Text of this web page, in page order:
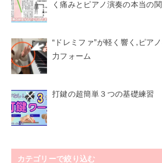
く痛みとピアノ演奏の本当の
“ドレミファ”が軽く響く,ピア
力フォーム
打鍵の超簡単３つの基礎練習
カテゴリーで絞り込む